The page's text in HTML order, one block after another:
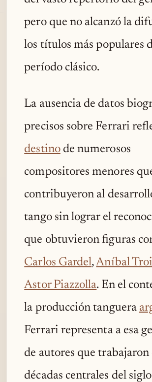
pero que no alcanzó la
los títulos más populares
período clásico.
La ausencia de datos
precisos sobre Ferrari
destinode numerosos
compositores menores
contribuyeron al
tango sin lograr el
que obtuvieron figuras
Carlos Gardel,Aníbal
Astor Piazzolla. En el
la producción tanguera
Ferrari representa a esa
de autores que trabajaron
décadas centrales del